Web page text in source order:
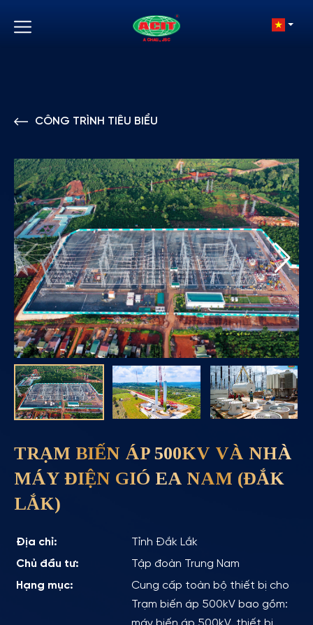
CÔNG TRÌNH TIÊU BIỂU
TRẠM BIẾN ÁP 500KV VÀ NHÀ
MÁY ĐIỆN GIÓ EA NAM (ĐẮK
LẮK)
Địa chỉ:
Tỉnh Đắk Lắk
Chủ đầu tư:
Tập đoàn Trung Nam
Hạng mục:
Cung cấp toàn bộ thiết bị cho
Trạm biến áp 500kV bao gồm: